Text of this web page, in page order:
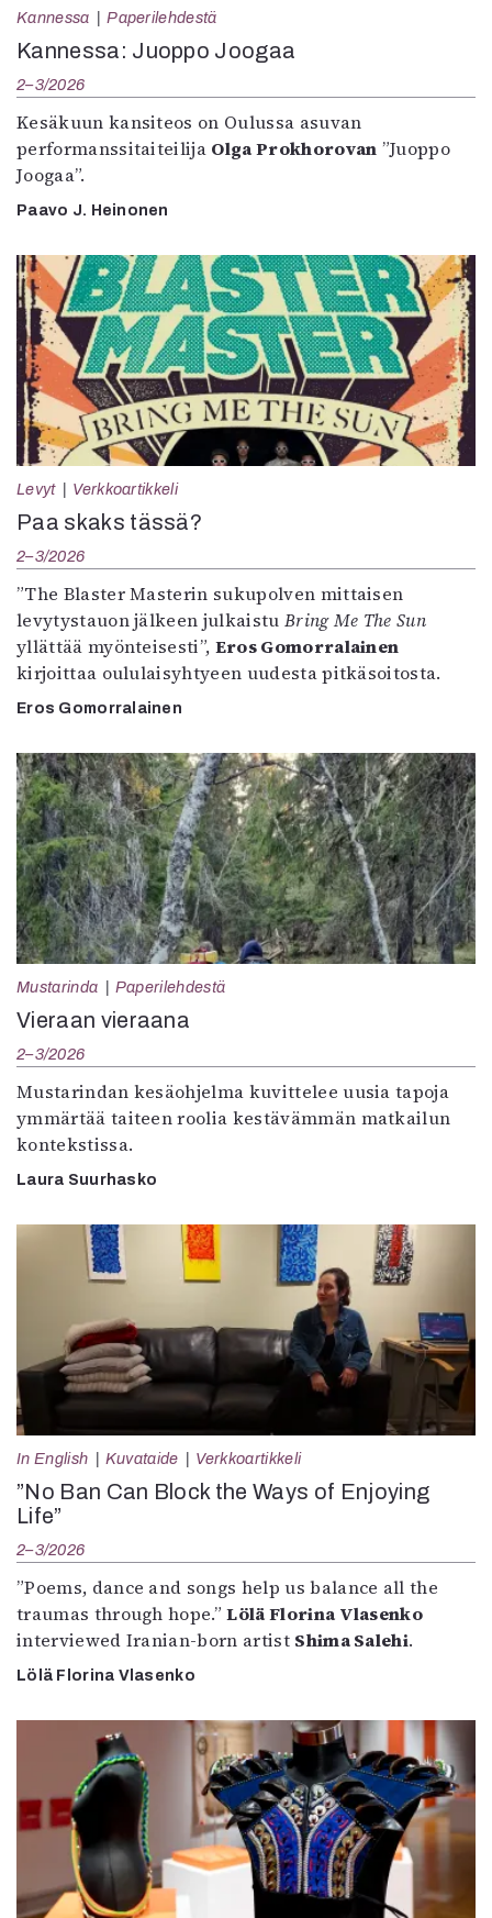
Kannessa Paperilehdestä
Kannessa: Juoppo Joogaa
2–3/2026
Kesäkuun kansiteos on Oulussa asuvan
performanssitaiteilija Olga Prokhorovan ”Juoppo
Joogaa”.
Paavo J. Heinonen
Levyt Verkkoartikkeli
Paa skaks tässä?
2–3/2026
”The Blaster Masterin sukupolven mittaisen
levytystauon jälkeen julkaistu Bring Me The Sun
yllättää myönteisesti”, Eros Gomorralainen
kirjoittaa oululaisyhtyeen uudesta pitkäsoitosta.
Eros Gomorralainen
Mustarinda Paperilehdestä
Vieraan vieraana
2–3/2026
Mustarindan kesäohjelma kuvittelee uusia tapoja
ymmärtää taiteen roolia kestävämmän matkailun
kontekstissa.
Laura Suurhasko
In English Kuvataide Verkkoartikkeli
”No Ban Can Block the Ways of Enjoying
Life”
2–3/2026
”Poems, dance and songs help us balance all the
traumas through hope.”Lölä Florina Vlasenko
interviewed Iranian-born artist Shima Salehi.
Lölä Florina Vlasenko